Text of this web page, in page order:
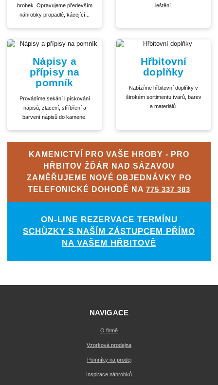
hrobek. Opravujeme především
náhrobky propadlé, kácející...
leštění.
Nápisy a
přípisy na
pomník
Provádíme sekání i pískování
nápisů, zlacení, stříbření a
barvení nápisů do kamene.
Hřbitovní
doplňky
Nabízíme hřbitovní doplňky v
širokém sortimentu tvarů, barev
a materiálů.
KAMENICTVÍ PRO VAŠE HROBY - PRO
HŘBITOV ŽĎÁR NAD SÁZAVOU
ZAMĚŘUJEME NOVÉ OBJEDNÁVKY PO
TELEFONICKÉ DOHODĚ NA 775 337 383
ON-LINE REZERVACE TERMÍNU
SCHŮZKY S NAŠÍM ZÁSTUPCEM PŘÍMO
NA VAŠEM HŘBITOVĚ
NAVIGACE
O firmě
Vzorková prodejna
Pomníky na prodej
Inspirace náhrobků